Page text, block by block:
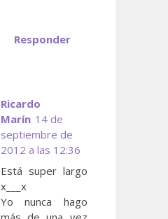
Responder
Ricardo
Marín 14 de
septiembre de
2012 a las 12:36
Está super largo
x___x
Yo nunca hago